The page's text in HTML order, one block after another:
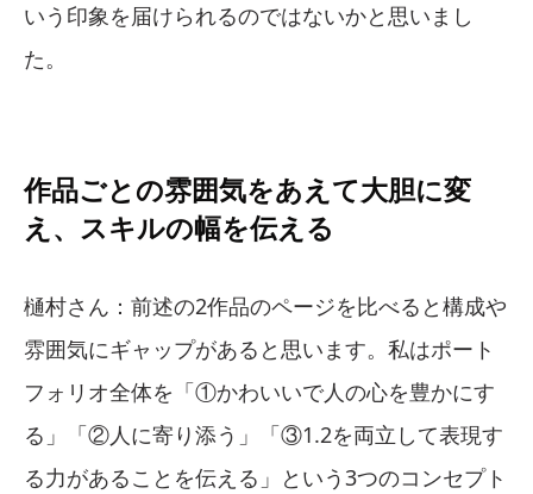
いう印象を届けられるのではないかと思いまし
た。
作品ごとの雰囲気をあえて大胆に変
え、スキルの幅を伝える
樋村さん：前述の2作品のページを比べると構成や
雰囲気にギャップがあると思います。私はポート
フォリオ全体を「①かわいいで人の心を豊かにす
る」「②人に寄り添う」「③1.2を両立して表現す
る力があることを伝える」という3つのコンセプト